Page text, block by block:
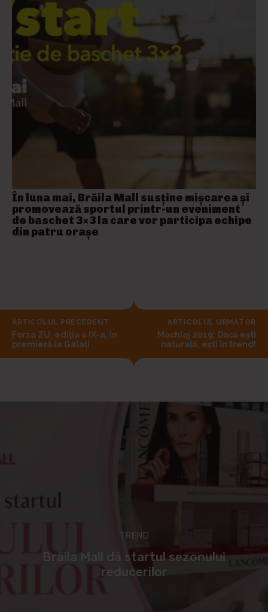
În luna mai, Brăila Mall susține mişcarea și
promovează sportul printr-un eveniment
de baschet 3×3 la care vor participa echipe
din patru orașe
ARTICOLUL PRECEDENT
Forza ZU, ediția a IX-a, în
premieră la Galați
ARTICOLUL URMĂTOR
Machiaj 2019: Dacă eşti
naturală, eşti în trend!
TREND
Brăila Mall dă startul sezonului
reducerilor